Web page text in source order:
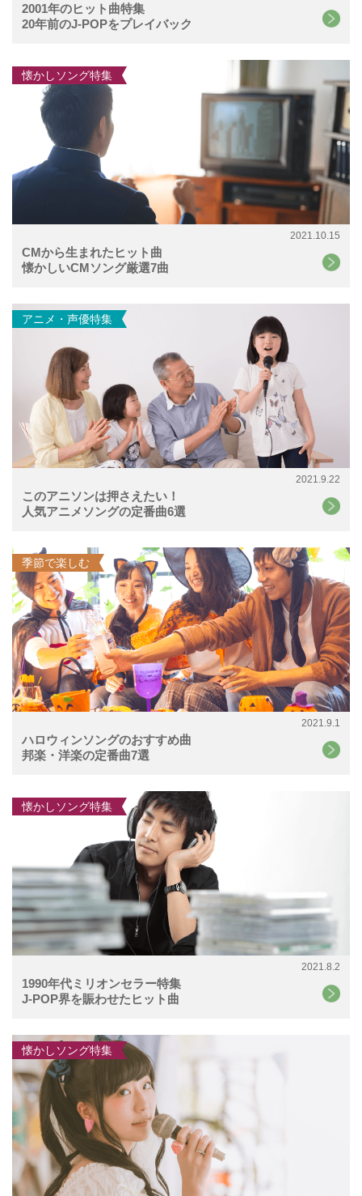
2001年のヒット曲特集
20年前のJ-POPをプレイバック
2021.10.15
CMから生まれたヒット曲
懐かしいCMソング厳選7曲
懐かしソング特集
2021.9.22
このアニソンは押さえたい！
人気アニメソングの定番曲6選
アニメ・声優特集
2021.9.1
ハロウィンソングのおすすめ曲
邦楽・洋楽の定番曲7選
季節で楽しむ
2021.8.2
1990年代ミリオンセラー特集
J-POP界を賑わせたヒット曲
懐かしソング特集
懐かしソング特集